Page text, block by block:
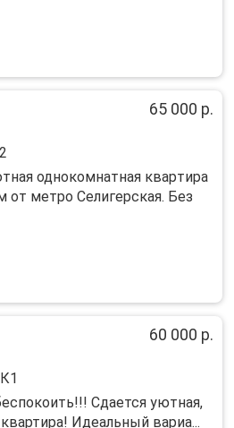
65 000 р.
однокомнатнaя кваpтирa
метpo Ceлигepская. Без
60 000 р.
Сдается уютная,
Идеальный вариа...